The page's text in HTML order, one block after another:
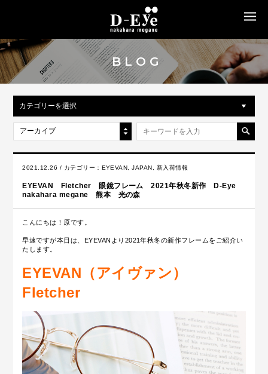
BLOG
カテゴリーを選択
アーカイブ
2021.12.26 / カテゴリー： EYEVAN ,JAPAN 新入荷情報
EYEVAN Fletcher 眼鏡フレーム 2021年秋冬新作 D-Eye
nakahara megane 熊本 光の森
こんにちは！原です。
早速ですが本日は、EYEVANより2021年秋冬の新作フレームをご紹介い
たします。
EYEVAN（アイヴァン）
Fletcher